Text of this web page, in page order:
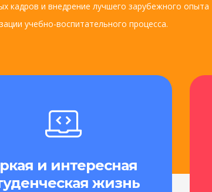
кадров и внедрение лучшего зарубежного опыта
учебно-воспитательного процесса.
и интересная
жизнь